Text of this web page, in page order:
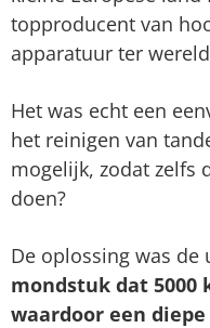
topproducent van
apparatuur ter
Het was echt een
het reinigen van
mogelijk, zodat zelfs
doen?
De oplossing was de
mondstuk dat
waardoor een